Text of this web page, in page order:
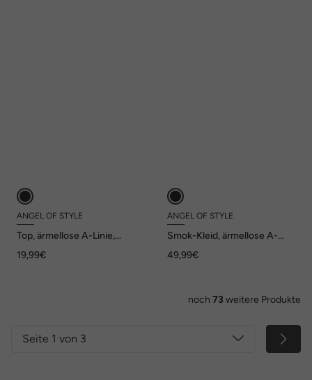
ANGEL OF STYLE
Top, ärmellose A-Linie,
of Style x MIAMODA
19,99€
ANGEL OF STYLE
Smok-Kleid, ärmellose A-
49,99€
noch 73 weitere Produkte
Seite 1 von 3